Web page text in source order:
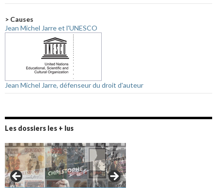
> Causes
Jean Michel Jarre et l'UNESCO
Jean Michel Jarre, défenseur du droit d'auteur
Les dossiers les + lus